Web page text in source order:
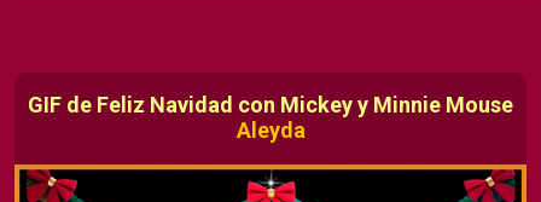
GIF de Feliz Navidad con Mickey y Minnie Mouse
Aleyda